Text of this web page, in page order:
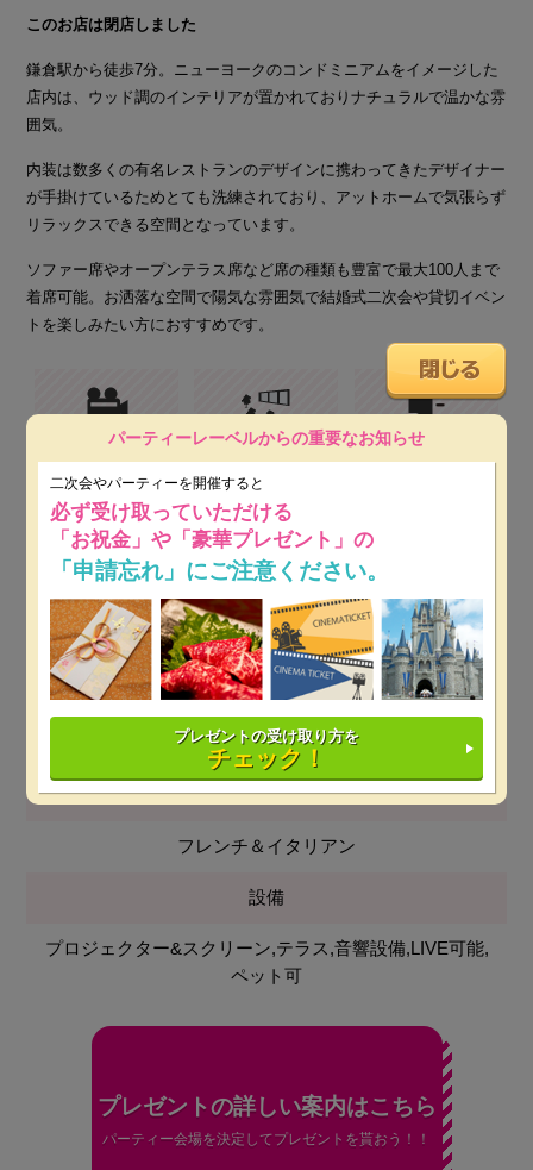
このお店は閉店しました
鎌倉駅から徒歩7分。ニューヨークのコンドミニアムをイメージした
店内は、ウッド調のインテリアが置かれておりナチュラルで温かな雰
囲気。
内装は数多くの有名レストランのデザインに携わってきたデザイナー
が手掛けているためとても洗練されており、アットホームで気張らず
リラックスできる空間となっています。
ソファー席やオープンテラス席など席の種類も豊富で最大100人まで
着席可能。お洒落な空間で陽気な雰囲気で結婚式二次会や貸切イベン
トを楽しみたい方におすすめです。
プロジェクター&スク
リーン
テラス 音響設備
Live可能 ペット可
人数
立食 20～150名
着席 20～90名
料理
フレンチ＆イタリアン
設備
プロジェクター&スクリーン,テラス,音響設備,LIVE可能,
ペット可
プレゼントの詳しい案内はこちら
パーティー会場を決定してプレゼントを貰おう！！
パーティーレーベルからの重要なお知らせ
二次会やパーティーを開催すると
必ず受け取っていただける
「お祝金」や「豪華プレゼント」の
「申請忘れ」にご注意ください。
プレゼントの受け取り方を
チェック！